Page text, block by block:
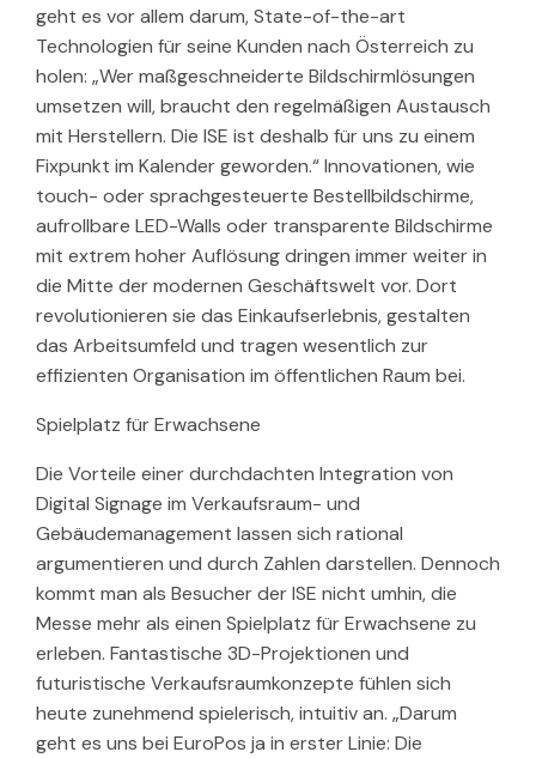
geht es vor allem darum, State-of-the-art
Technologien für seine Kunden nach Österreich zu
holen: „Wer maßgeschneiderte Bildschirmlösungen
umsetzen will, braucht den regelmäßigen Austausch
mit Herstellern. Die ISE ist deshalb für uns zu einem
Fixpunkt im Kalender geworden.“ Innovationen, wie
touch- oder sprachgesteuerte Bestellbildschirme,
aufrollbare LED-Walls oder transparente Bildschirme
mit extrem hoher Auflösung dringen immer weiter in
die Mitte der modernen Geschäftswelt vor. Dort
revolutionieren sie das Einkaufserlebnis, gestalten
das Arbeitsumfeld und tragen wesentlich zur
effizienten Organisation im öffentlichen Raum bei.
Spielplatz für Erwachsene
Die Vorteile einer durchdachten Integration von
Digital Signage im Verkaufsraum- und
Gebäudemanagement lassen sich rational
argumentieren und durch Zahlen darstellen. Dennoch
kommt man als Besucher der ISE nicht umhin, die
Messe mehr als einen Spielplatz für Erwachsene zu
erleben. Fantastische 3D-Projektionen und
futuristische Verkaufsraumkonzepte fühlen sich
heute zunehmend spielerisch, intuitiv an. „Darum
geht es uns bei EuroPos ja in erster Linie: Die